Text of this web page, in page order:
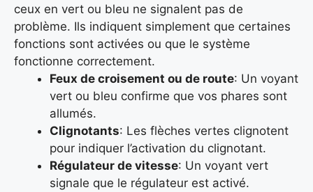
ceux en vert ou bleu ne signalent pas de
problème. Ils indiquent simplement que certaines
fonctions sont activées ou que le système
fonctionne correctement.
Feux de croisement ou de route: Un voyant
vert ou bleu confirme que vos phares sont
allumés.
Clignotants: Les flèches vertes clignotent
pour indiquer l’activation du clignotant.
Régulateur de vitesse: Un voyant vert
signale que le régulateur est activé.